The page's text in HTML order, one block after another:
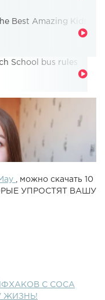
Best Amazing Kids
School bus rules
- Неведимый
лайфхаки, DIY и
ЛАЙФХАКОВ
, можно скачать 10
УПРОСТЯТ ВАШУ
С COCA
ЖИЗНЬ!